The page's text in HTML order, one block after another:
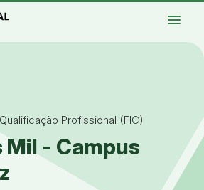
menu
Menu
Profissional (FIC)
- Campus